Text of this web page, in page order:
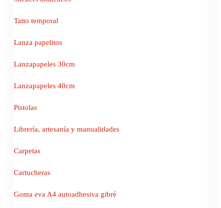
Tatto temporal
Lanza papelitos
Lanzapapeles 30cm
Lanzapapeles 40cm
Pistolas
Librería, artesanía y manualidades
Carpetas
Cartucheras
Goma eva A4 autoadhesiva gibré